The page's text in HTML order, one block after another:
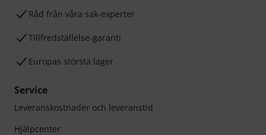
Råd från våra sak-experter
Tillfredställelse-garanti
Europas största lager
Service
Leveranskostnader och leveranstid
Hjälpcenter